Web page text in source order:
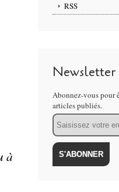
à
RSS
Newsletter
Abonnez-vous pour
articles publiés.
Email